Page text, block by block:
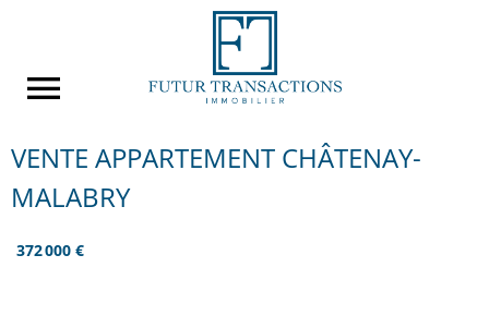
VENTE APPARTEMENT CHÂTENAY-
MALABRY
372 000 €